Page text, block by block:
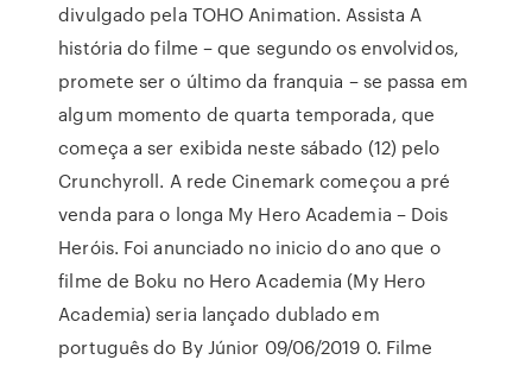
divulgado pela TOHO Animation. Assista A
história do filme – que segundo os envolvidos,
promete ser o último da franquia – se passa em
algum momento de quarta temporada, que
começa a ser exibida neste sábado (12) pelo
Crunchyroll. A rede Cinemark começou a pré
venda para o longa My Hero Academia – Dois
Heróis. Foi anunciado no inicio do ano que o
filme de Boku no Hero Academia (My Hero
Academia) seria lançado dublado em
português do By Júnior 09/06/2019 0. Filme